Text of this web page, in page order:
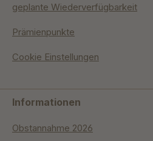
geplante Wiederverfügbarkeit
Prämienpunkte
Cookie Einstellungen
Informationen
Obstannahme 2026